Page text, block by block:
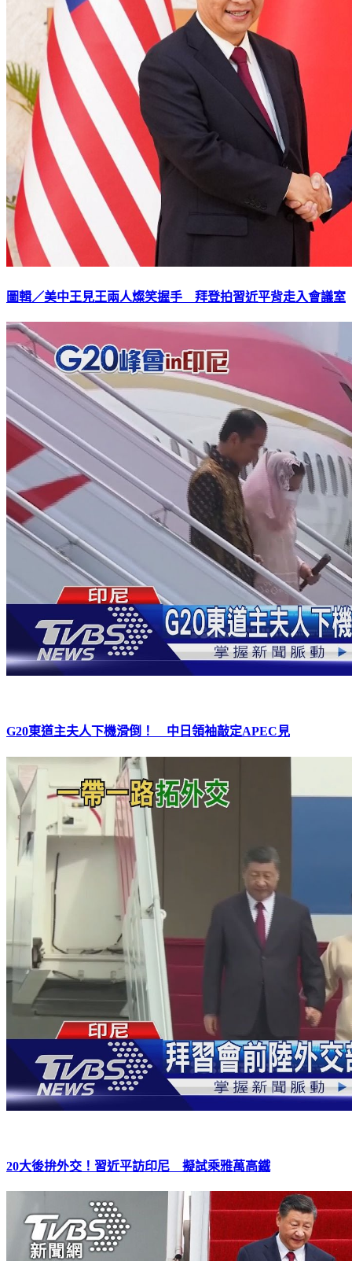
圖輯／美中王見王兩人燦笑握手 拜登拍習近平背走入會議室
G20東道主夫人下機滑倒！ 中日領袖敲定APEC見
20大後拚外交！習近平訪印尼 擬試乘雅萬高鐵